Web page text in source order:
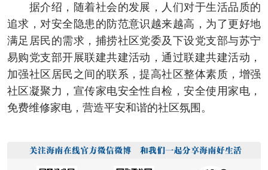
据介绍，随着社会的发展，人们对于生活品质的
追求，对安全隐患的防范意识越来越高，为了更好地
满足居民的需求，捕捞社区党委及下设党支部与苏宁
易购党支部开展联建共建活动，通过联建共建活动，
加强社区居民之间的联系，提高社区整体素质，增强
社区凝聚力，宣传家电安全性自检，安全使用家电，
免费维修家电，营造平安和谐的社区氛围。